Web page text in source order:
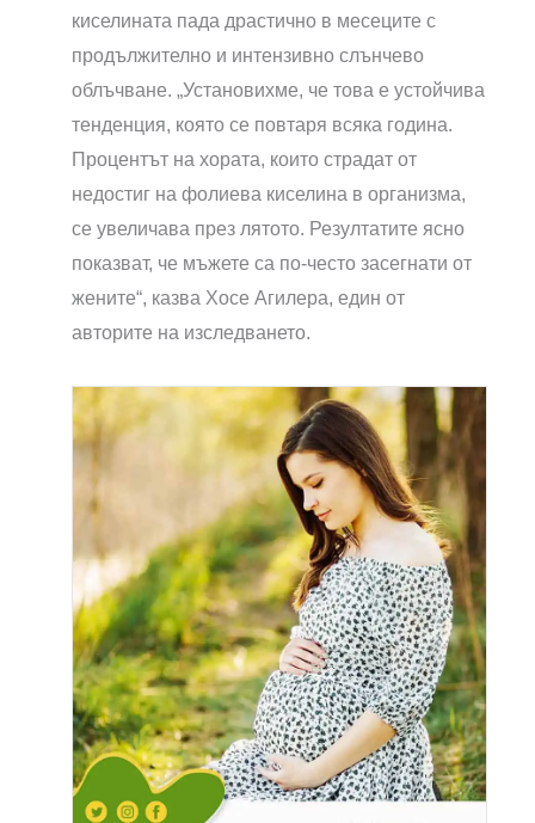
киселината пада драстично в месеците с
продължително и интензивно слънчево
облъчване. „Установихме, че това е устойчива
тенденция, която се повтаря всяка година.
Процентът на хората, които страдат от
недостиг на фолиева киселина в организма,
се увеличава през лятото. Резултатите ясно
показват, че мъжете са по-често засегнати от
жените“, казва Хосе Агилера, един от
авторите на изследването.